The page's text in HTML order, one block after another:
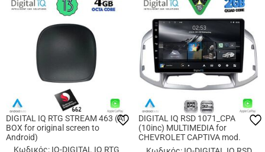
DIGITAL IQ RTG STREAM 463 (AI
BOX for original screen to
Android)
Κωδικός: IQ-DIGITAL IQ RTG
DIGITAL IQ RSD 1071_CPA
(10inc) MULTIMEDIA for
CHEVROLET CAPTIVA mod.
2012-2018